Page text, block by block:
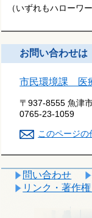
（いずれもハローワ
お問い合わせは
市民環境課 医
〒937-8555 魚津
0765-23-1059
このページ
問い合わせ
リンク・著作